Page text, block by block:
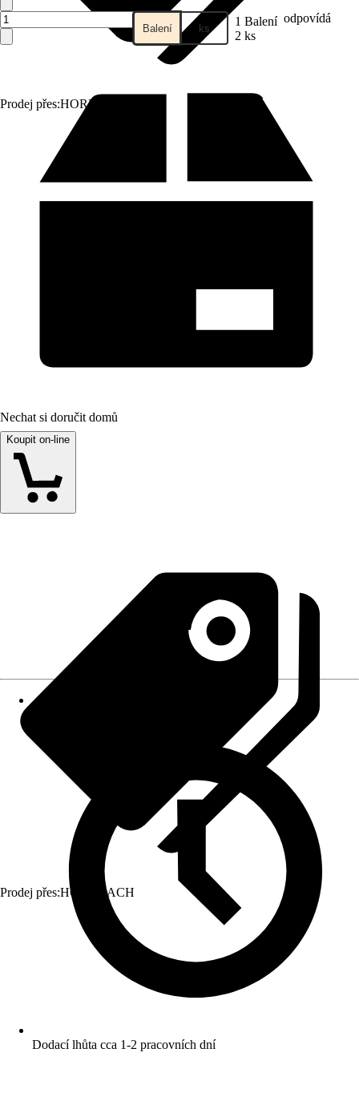
Prodej přes:HORNBACH
Balení ks 1 Balení odpovídá
2 ks
Nechat si doručit domů
Koupit on-line
Prodej přes:HORNBACH
Dodací lhůta cca 1-2 pracovních dní